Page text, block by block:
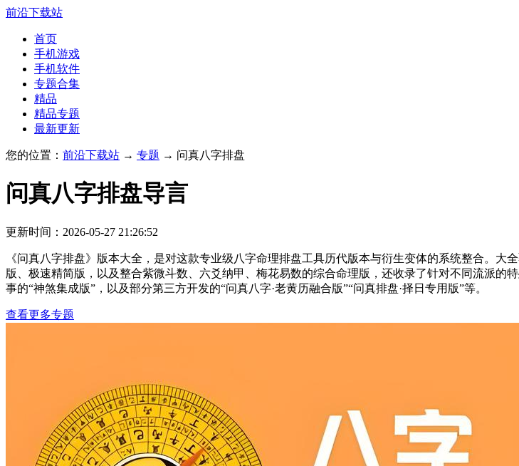
前沿下载站
首页
手机游戏
手机软件
专题合集
精品
精品专题
最新更新
您的位置： 前沿下载站 → 专题 → 问真八字排盘
问真八字排盘导言
更新时间：2026-05-27 21:26:52
《问真八字排盘》版本大全，是对这款专业级八字命理排盘工具历代版本与衍生变体的系统整合。
版、极速精简版，以及整合紫微斗数、六爻纳甲、梅花易数的综合命理版，还收录了针对不同流派的
事的“神煞集成版”，以及部分第三方开发的“问真八字·老黄历融合版”“问真排盘·择日专用版”等。
查看更多专题